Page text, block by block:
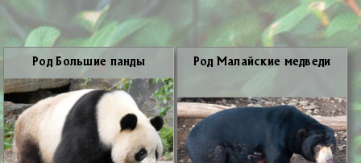
Род Боль­шие пан­ды Род Ма­лай­ские мед­ве­ди